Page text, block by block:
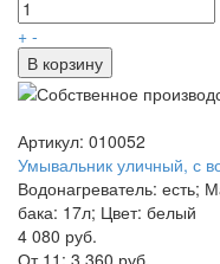
+ -
В корзину
Артикул: 010052
Умывальник уличный, с
Водонагреватель: есть;
бака: 17л; Цвет: белый
4 080 руб.
От 11: 3 360 руб.